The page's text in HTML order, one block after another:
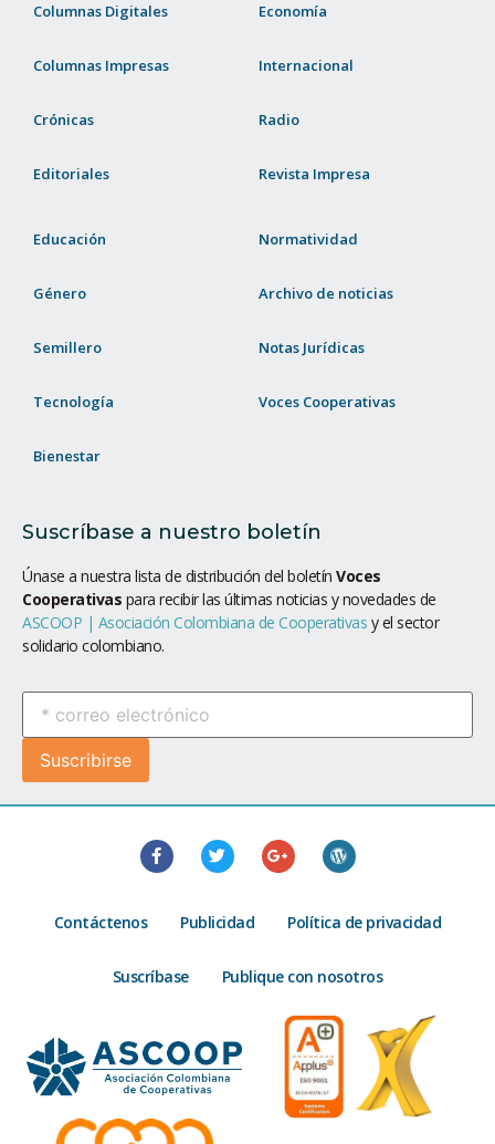
Columnas Digitales
Columnas Impresas
Crónicas
Editoriales
Economía
Internacional
Radio
Revista Impresa
Educación
Género
Semillero
Tecnología
Bienestar
Normatividad
Archivo de noticias
Notas Jurídicas
Voces Cooperativas
Suscríbase a nuestro boletín
Únase a nuestra lista de distribución del boletín Voces
Cooperativas para recibir las últimas noticias y novedades de
ASCOOP | Asociación Colombiana de Cooperativas y el sector
solidario colombiano.
Contáctenos Publicidad Política de privacidad
Suscríbase Publique con nosotros